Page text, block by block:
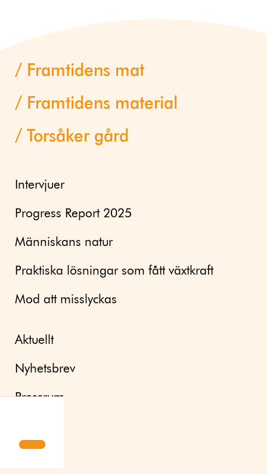
Framtidens mat
Framtidens material
Torsåker gård
Intervjuer
Progress Report 2025
Människans natur
Praktiska lösningar som fått växtkraft
Mod att misslyckas
Aktuellt
Nyhetsbrev
Pressrum